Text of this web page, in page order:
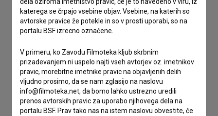
odzivov.
imam vprašanje
prijavljam napako
želim dodati podatke
drugo
katerega se črpajo vsebine objav. Vsebine, na katerih so
avtorske pravice že potekle in so v prosti uporabi, so na
portalu BSF izrecno označene.
V primeru, ko Zavodu Filmoteka kljub skrbnim
prizadevanjem ni uspelo najti vseh avtorjev oz. imetnikov
pravic, morebitne imetnike pravic na objavljenih delih
vljudno prosimo, da se nam zglasijo na naslovu
info@filmoteka.net, da bomo lahko ustrezno uredili
prenos avtorskih pravic za uporabo njihovega dela na
portalu BSF. Prav tako nas na istem naslovu obvestite, če